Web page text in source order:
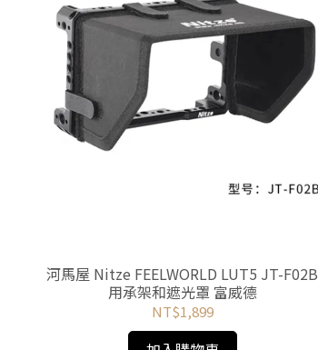
河馬屋 Nitze FEELWORLD LUT5 JT-F02B
用承架和遮光罩 富威德
NT$1,899